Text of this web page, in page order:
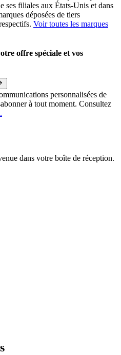
ses filiales aux États-Unis et dans
déposées de tiers
Voir toutes les marques
offre spéciale et vos
personnalisées de
à tout moment. Consultez
dans votre boîte de réception.